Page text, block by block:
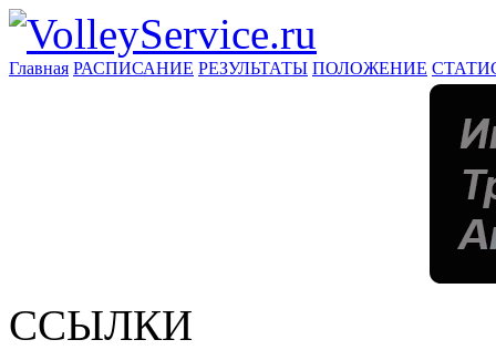
Главная РАСПИСАНИЕ РЕЗУЛЬТАТЫ ПОЛОЖЕНИЕ
ССЫЛКИ